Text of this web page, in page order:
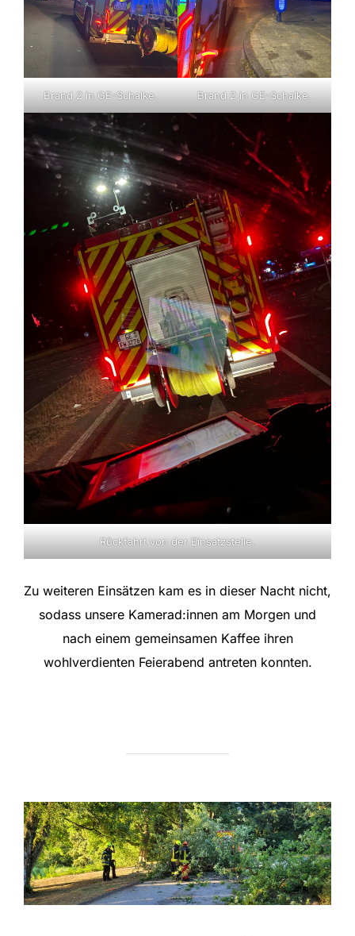
Brand 2 in GE-Schalke. Brand 2 in GE-Schalke.
Rückfahrt von der Einsatzstelle.
Zu weiteren Einsätzen kam es in dieser Nacht nicht,
sodass unsere Kamerad:innen am Morgen und
nach einem gemeinsamen Kaffee ihren
wohlverdienten Feierabend antreten konnten.